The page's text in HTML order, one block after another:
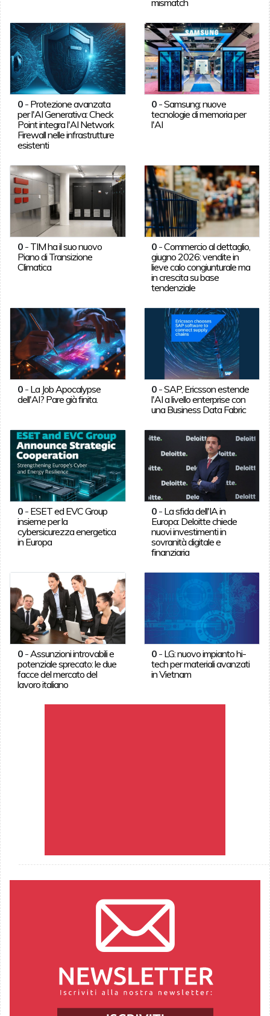
0- Protezione avanzata
per l'AI Generativa: Check
Point integra l'AI Network
Firewall nelle infrastrutture
esistenti
0 -Samsung: nuove
tecnologie di memoria per
l'AI
0- TIM ha il suo nuovo
Piano di Transizione
Climatica
0 -Commercio al dettaglio,
giugno 2026: vendite in
lieve calo congiunturale ma
in crescita su base
tendenziale
0- La Job Apocalypse
dell'AI? Pare già finita.
0 -SAP, Ericsson estende
l'AI a livello enterprise con
una Business Data Fabric
0- ESET ed EVC Group
insieme per la
cybersicurezza energetica
in Europa
0 - La sfida dell'IA in
Europa: Deloitte chiede
nuovi investimenti in
sovranità digitale e
finanziaria
0- Assunzioni introvabili e
potenziale sprecato: le due
facce del mercato del
lavoro italiano
0 - LG: nuovo impianto hi-
tech per materiali avanzati
in Vietnam